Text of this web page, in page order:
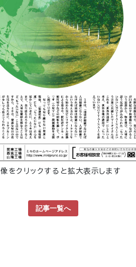
をクリックすると拡大表示します
記事一覧へ